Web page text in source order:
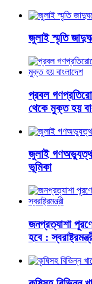
জুলাই স্মৃতি
প্রবল
থেকে মুক্ত হয়
জুলাই
ভূমিকা
জনপ্রত্যাশা
হবে :